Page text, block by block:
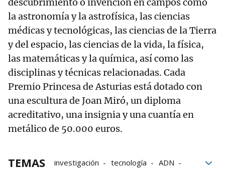
descubrimiento o invención en campos como
la astronomía y la astrofísica, las ciencias
médicas y tecnológicas, las ciencias de la Tierra
y del espacio, las ciencias de la vida, la física,
las matemáticas y la química, así como las
disciplinas y técnicas relacionadas. Cada
Premio Princesa de Asturias está dotado con
una escultura de Joan Miró, un diploma
acreditativo, una insignia y una cuantía en
metálico de 50.000 euros.
TEMAS investigación tecnología
ADN